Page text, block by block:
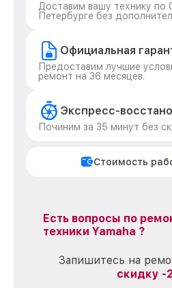
Доставим вашу технику по
Петербурге без
Официальная
Предоставим лучшие
ремонт на 36 месяцев.
Экспресс-
Починим за 35 минут без
Стоимость
Есть вопросы по
техники Yamaha ?
Запишитесь на
скидку -